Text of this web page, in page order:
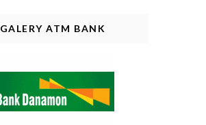
GALERY ATM BANK